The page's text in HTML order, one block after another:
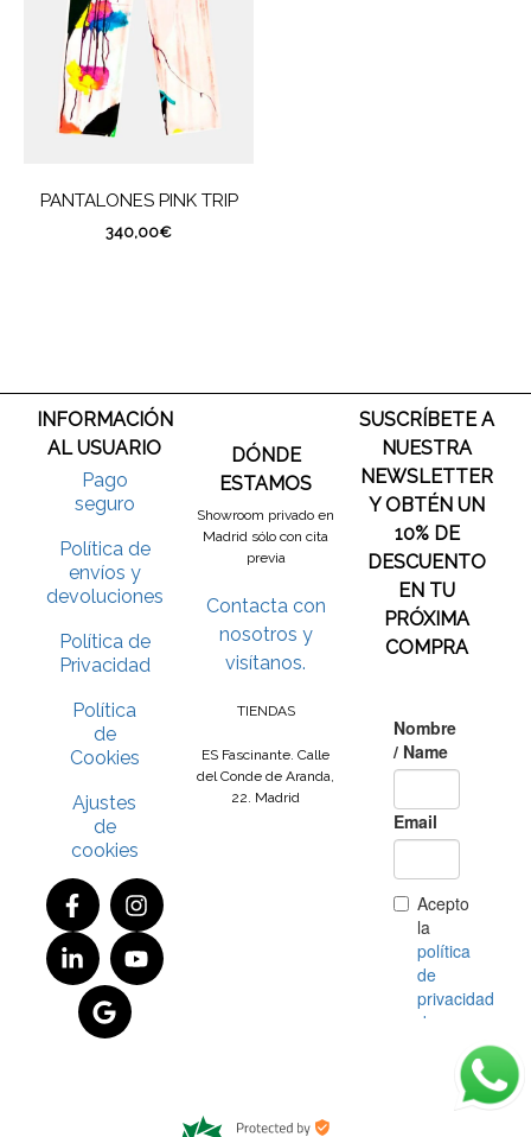
PANTALONES PINK TRIP
340,00€
INFORMACIÓN
AL USUARIO
Pago
seguro
Política de
envíos y
devoluciones
Política de
Privacidad
Política
de
Cookies
Ajustes
de
cookies
DÓNDE
ESTAMOS
Showroom privado en
Madrid sólo con cita
previa
Contacta con
nosotros y
visítanos.
TIENDAS
ES Fascinante. Calle
del Conde de Aranda,
22. Madrid
SUSCRÍBETE A
NUESTRA
NEWSLETTER
Y OBTÉN UN
10% DE
DESCUENTO
EN TU
PRÓXIMA
COMPRA